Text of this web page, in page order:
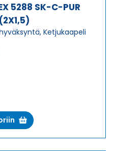
5288 SK-C-PUR
Ketjukaapeli